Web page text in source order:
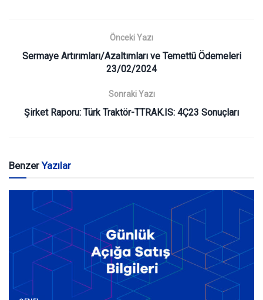
Önceki Yazı
Sermaye Artırımları/Azaltımları ve Temettü Ödemeleri
23/02/2024
Sonraki Yazı
Şirket Raporu: Türk Traktör-TTRAK.IS: 4Ç23 Sonuçları
BenzerYazılar